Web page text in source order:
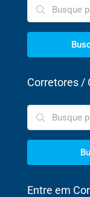
Corretores /
Entre em